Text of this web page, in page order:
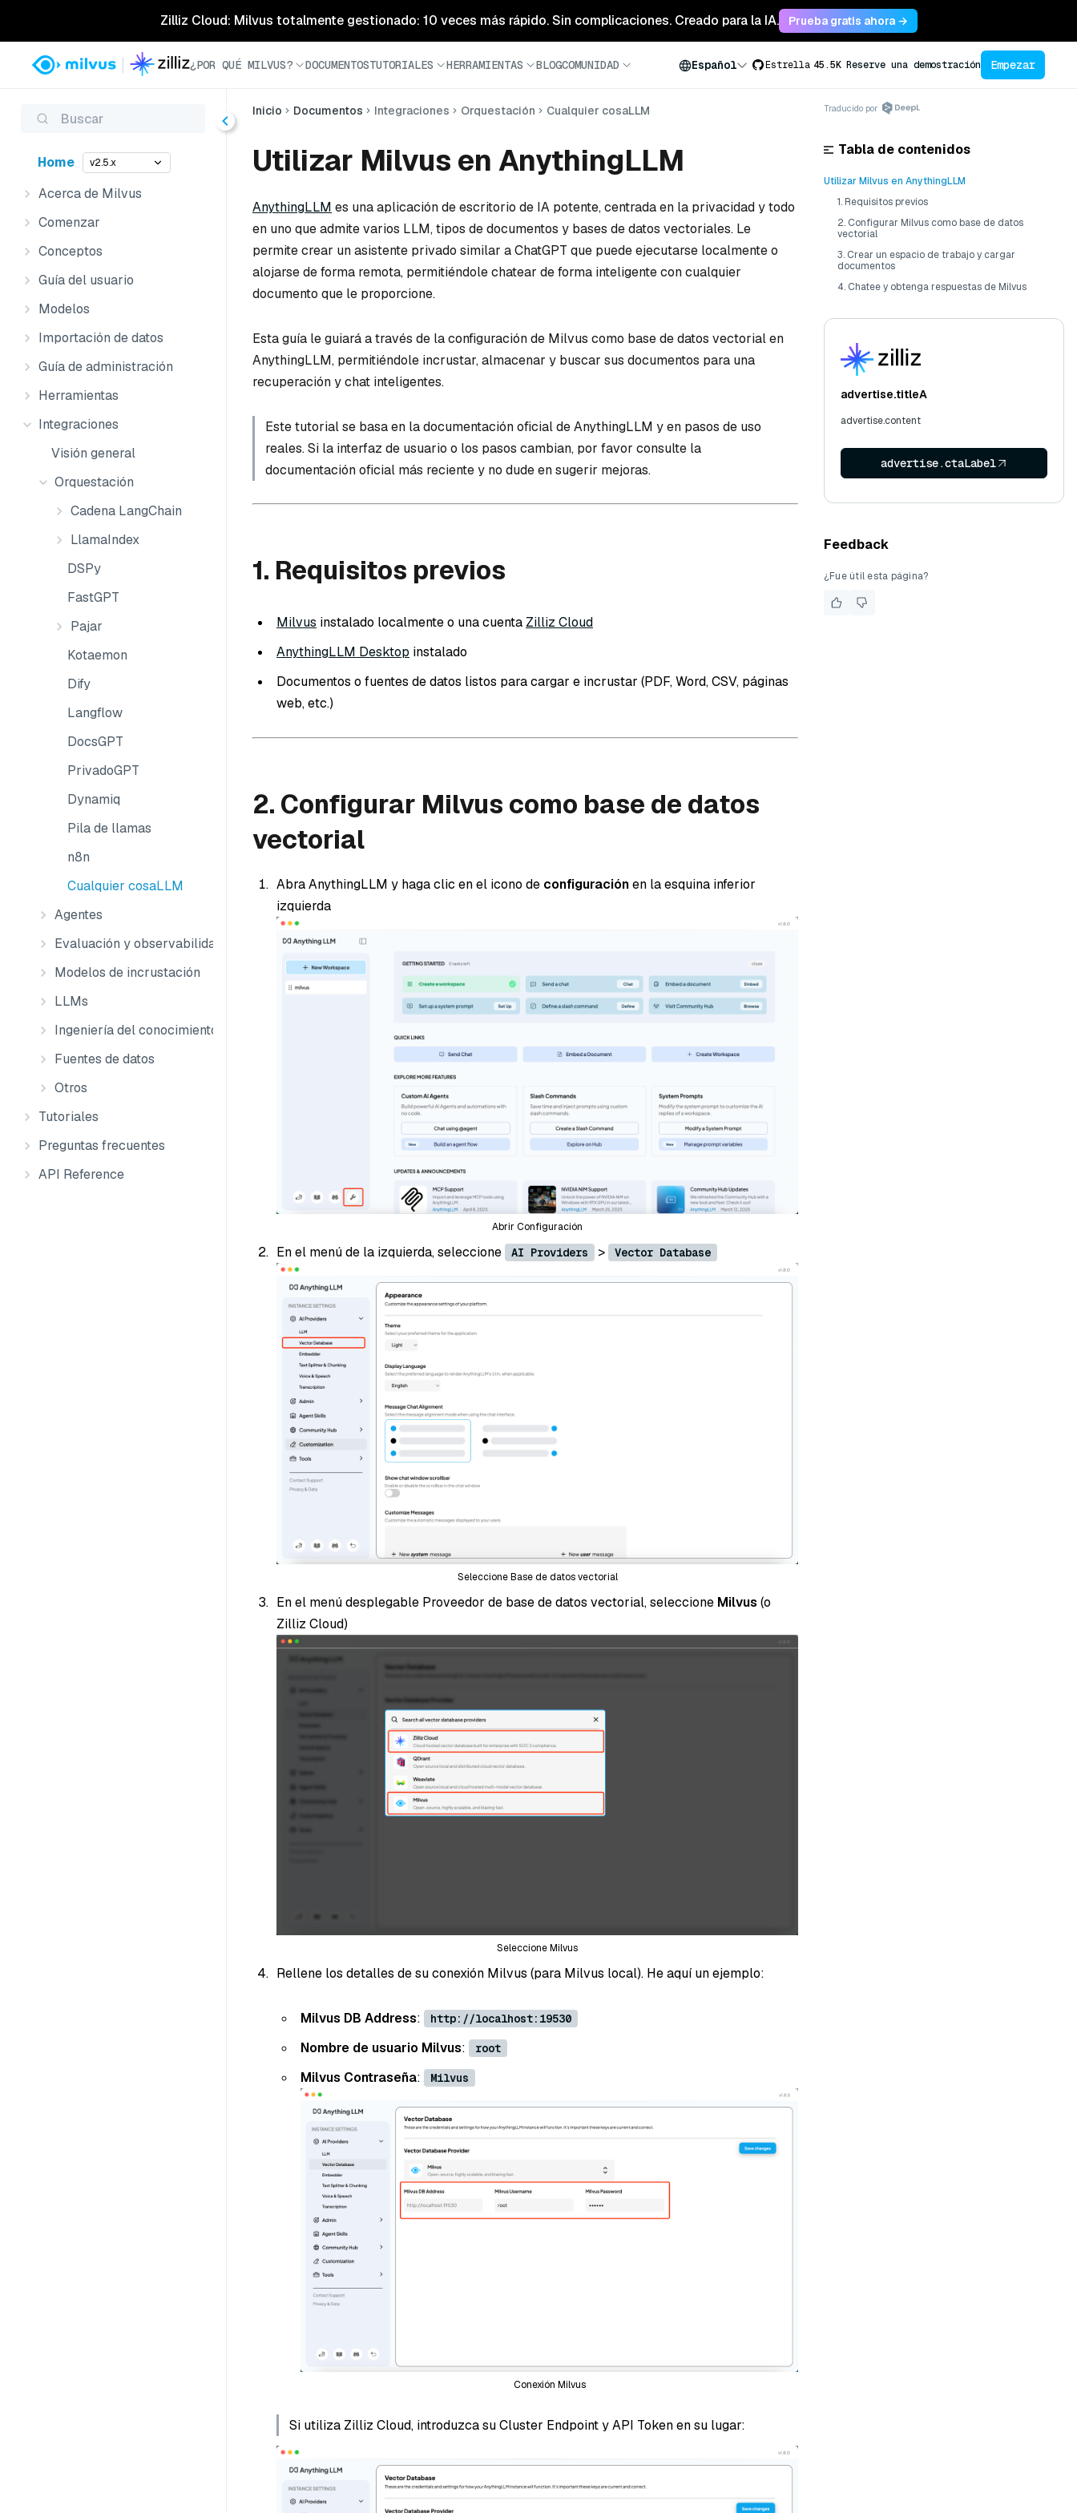
Zilliz Cloud: Milvus totalmente gestionado: 10 veces más rápido. Sin complicaciones. Creado para la IA. Prueba gratis ahora →
¿POR QUÉ MILVUS? DOCUMENTOSTUTORIALES HERRAMIENTAS BLOGCOMUNIDAD Español Estrella 45.5K Reserve una demostración Empezar
Buscar
Home v2.5.x
Acerca de Milvus
Comenzar
Conceptos
Guía del usuario
Modelos
Importación de datos
Guía de administración
Herramientas
Integraciones
Visión general
Orquestación
Cadena LangChain
LlamaIndex
DSPy
FastGPT
Pajar
Kotaemon
Dify
Langflow
DocsGPT
PrivadoGPT
Dynamiq
Pila de llamas
n8n
Cualquier cosaLLM
Agentes
Evaluación y observabilidad
Modelos de incrustación
LLMs
Ingeniería del conocimiento
Fuentes de datos
Otros
Tutoriales
Preguntas frecuentes
API Reference
Inicio Documentos Integraciones Orquestación Cualquier cosaLLM
Utilizar Milvus en AnythingLLM
AnythingLLM es una aplicación de escritorio de IA potente, centrada en la privacidad y todo
en uno que admite varios LLM, tipos de documentos y bases de datos vectoriales. Le
permite crear un asistente privado similar a ChatGPT que puede ejecutarse localmente o
alojarse de forma remota, permitiéndole chatear de forma inteligente con cualquier
documento que le proporcione.
Esta guía le guiará a través de la configuración de Milvus como base de datos vectorial en
AnythingLLM, permitiéndole incrustar, almacenar y buscar sus documentos para una
recuperación y chat inteligentes.
Este tutorial se basa en la documentación oficial de AnythingLLM y en pasos de uso
reales. Si la interfaz de usuario o los pasos cambian, por favor consulte la
documentación oficial más reciente y no dude en sugerir mejoras.
1. Requisitos previos
Milvus instalado localmente o una cuenta Zilliz Cloud
AnythingLLM Desktop instalado
Documentos o fuentes de datos listos para cargar e incrustar (PDF, Word, CSV, páginas
web, etc.)
2. Configurar Milvus como base de datos
vectorial
Abra AnythingLLM y haga clic en el icono de configuraciónen la esquina inferior
izquierda
Abrir Configuración
En el menú de la izquierda, seleccione AI Providers > Vector Database
Seleccione Base de datos vectorial
En el menú desplegable Proveedor de base de datos vectorial, seleccione Milvus (o
Zilliz Cloud)
Seleccione Milvus
Rellene los detalles de su conexión Milvus (para Milvus local). He aquí un ejemplo:
Milvus DB Address: http://localhost:19530
Nombre de usuario Milvus: root
Milvus Contraseña: Milvus
Conexión Milvus
Si utiliza Zilliz Cloud, introduzca su Cluster Endpoint y API Token en su lugar:
Traducido por
Tabla de contenidos
Utilizar Milvus en AnythingLLM
1. Requisitos previos
2. Configurar Milvus como base de datos
vectorial
3. Crear un espacio de trabajo y cargar
documentos
4. Chatee y obtenga respuestas de Milvus
advertise.titleA
advertise.content
advertise.ctaLabel
Feedback
¿Fue útil esta página?